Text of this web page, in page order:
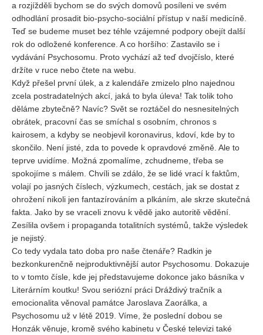
Vydání 1-2/ 2020
Vydání 3-4/ 2019
Vydání 1-2/ 2019
Vydání 4/2018
Vydání 2-3/2018
Vydání 1-2018
Vydání 4-2017
Vydání 3-2017
Vydání 2-2017
Vydání 1-2017
Vydání 4-2016
Archiv
BLOG
REDAKCE
Pokyny pro autory
ARCHIV
a rozjížděli bychom se do svých domovů posíleni ve svém
odhodlání prosadit bio-psycho-sociální přístup v naší medicíně.
Teď se budeme muset bez téhle vzájemné podpory obejít další
rok do odložené konference. A co horšího: Zastavilo se i
vydávání Psychosomu. Proto vychází až teď dvojčíslo, které
držíte v ruce nebo čtete na webu.
Když přešel první úlek, a z kalendáře zmizelo plno najednou
zcela postradatelných akcí, jaká to byla úleva! Tak tolik toho
děláme zbytečně? Navíc? Svět se roztáčel do nesnesitelných
obrátek, pracovní čas se smíchal s osobním, chronos s
kairosem, a kdyby se neobjevil koronavirus, kdoví, kde by to
skončilo. Není jisté, zda to povede k opravdové změně. Ale to
teprve uvidíme. Možná zpomalíme, zchudneme, třeba se
spokojíme s málem. Chvíli se zdálo, že se lidé vrací k faktům,
volají po jasných číslech, výzkumech, cestách, jak se dostat z
ohrožení nikoli jen fantazírováním a plkáním, ale skrze skutečná
fakta. Jako by se vraceli znovu k vědě jako autoritě vědění.
Zesílila ovšem i propaganda totalitních systémů, takže výsledek
je nejistý.
Co tedy vydala tato doba pro naše čtenáře? Radkin je
bezkonkurenčně nejproduktivnější autor Psychosomu. Dokazuje
to v tomto čísle, kde jej představujeme dokonce jako básníka v
Literárním koutku! Svou seriózní práci Dráždivý tračník a
emocionalita věnoval památce Jaroslava Zaorálka, a
Psychosomu už v létě 2019. Víme, že poslední dobou se
Honzák věnuje, kromě svého kabinetu v České televizi také